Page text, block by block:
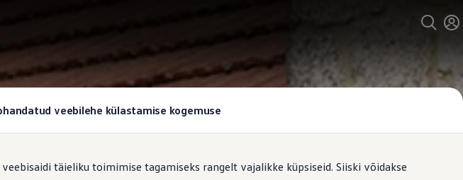
veebilehe külastamise kogemuse
täieliku toimimise tagamiseks rangelt vajalikke küpsiseid. Siiski võidakse